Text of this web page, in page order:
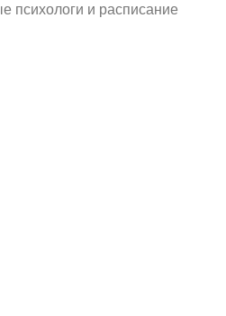
психологи и расписание